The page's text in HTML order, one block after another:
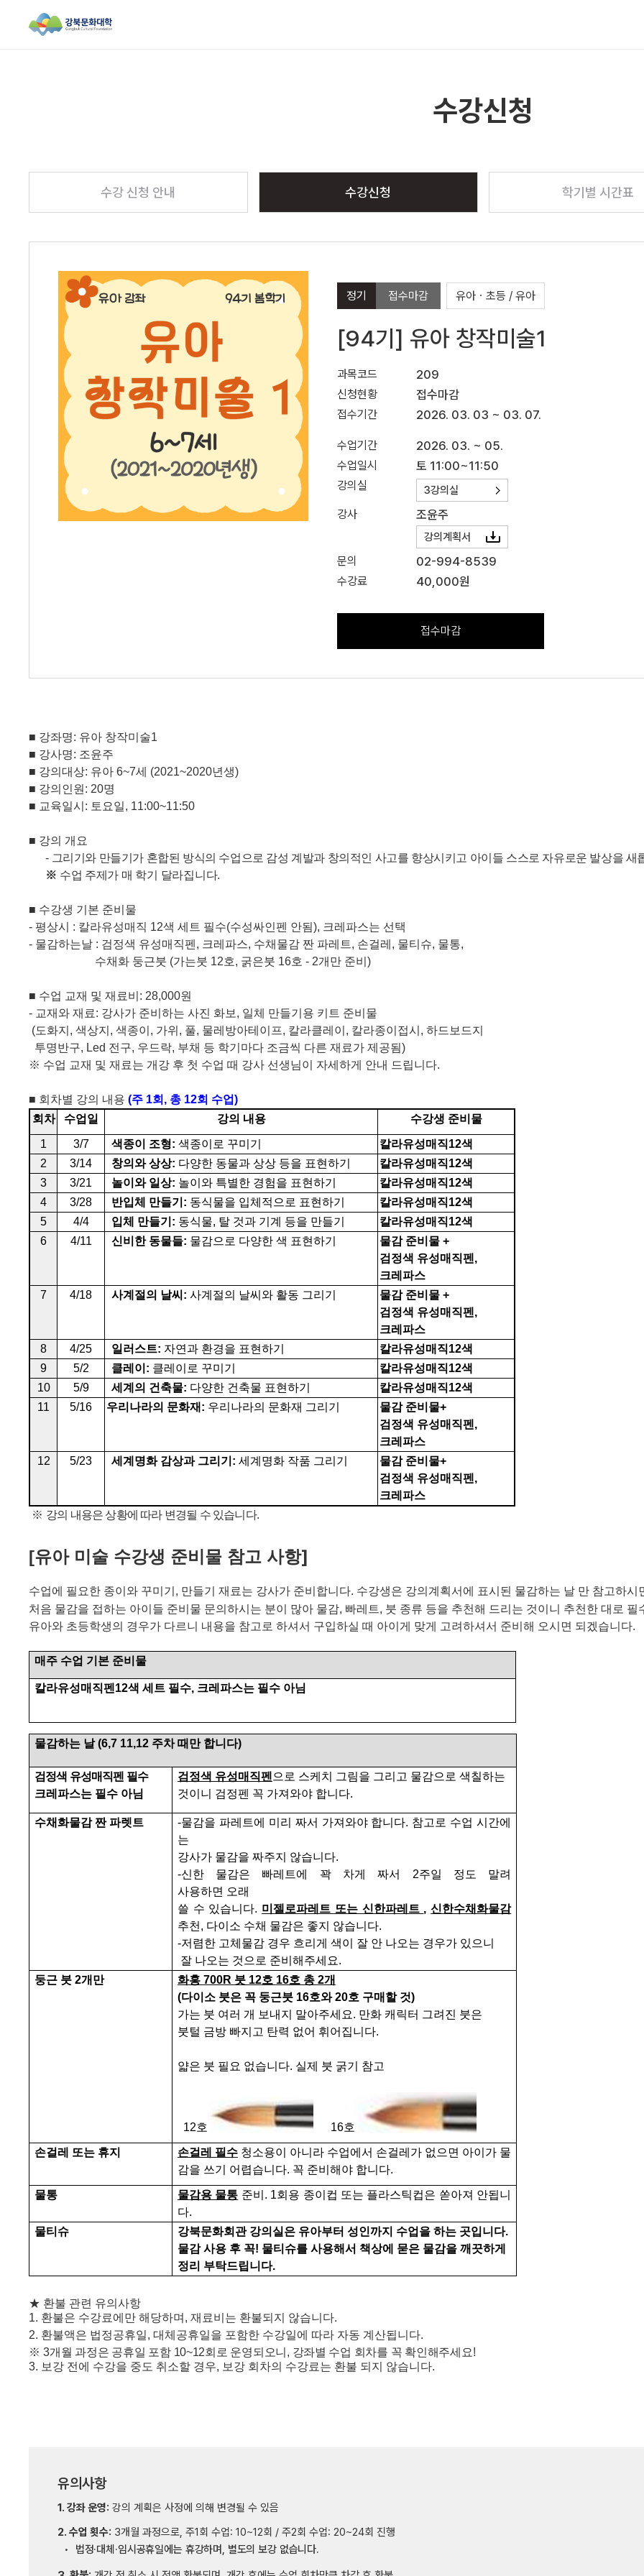
수강신청
수강 신청 안내 수강신청 학기별 시간표
정기 접수마감 유아ㆍ초등 / 유아
[94기] 유아 창작미술1
과목코드 209
신청현황 접수마감
접수기간 2026. 03. 03 ~ 03. 07.
수업기간 2026. 03. ~ 05.
수업일시 토 11:00~11:50
강의실 3강의실
강사 조윤주
강의계획서
문의 02-994-8539
수강료 40,000원
접수마감
■ 강좌명: 유아 창작미술1
■ 강사명: 조윤주
■ 강의대상: 유아 6~7세 (2021~2020년생)
■ 강의인원 : 20명
■ 교육일시 : 토요일, 11:00~11:50
■ 강의 개요
- 그리기와 만들기가 혼합된 방식의 수업으로 감성 계발과 창의적인 사고를 향상시키고 아이들 스스로 자유로운 발상을 새
※ 수업 주제가 매 학기 달라집니다.
■ 수강생 기본 준비물
- 평상시 : 칼라유성매직 12색 세트 필수(수성싸인펜 안됨), 크레파스는 선택
- 물감하는날 : 검정색 유성매직펜 , 크레파스, 수채물감 짠 파레트, 손걸레 , 물티슈, 물통,
수채화 둥근붓 (가는붓 12호, 굵은붓 16호 - 2개만 준비 )
■ 수업 교재 및 재료비: 28,000원
- 교재와 재료: 강사가 준비하는 사진 화보 , 일체 만들기용 키트 준비물
(도화지 , 색상지 , 색종이 , 가위 , 풀, 물레방아테이프, 칼라클레이 , 칼라종이접시 , 하드보드지
투명반구, Led 전구, 우드락, 부채 등 학기마다 조금씩 다른 재료가 제공됨)
※ 수업 교재 및 재료는 개강 후 첫 수업 때 강사 선생님이 자세하게 안내 드립니다.
■ 회차별 강의 내용 (주 1회 , 총 12회 수업)
회차
수업일 강의 내용 수강생 준비물
1 3/7 색종이 조형: 색종이로 꾸미기 칼라유성매직12색
2
3/14 창의와 상상: 다양한 동물과 상상 등을 표현하기 칼라유성매직12색
3
3/21 놀이와 일상: 놀이와 특별한 경험을 표현하기 칼라유성매직12색
4
3/28 반입체 만들기 : 동식물을 입체적으로 표현하기 칼라유성매직12색
5
4/4 입체 만들기 : 동식물, 탈 것과 기계 등을 만들기 칼라유성매직12색
6
4/11 신비한 동물들: 물감으로 다양한 색 표현하기 물감 준비물 +
검정색 유성매직펜 ,
크레파스
7
4/18 사계절의 날씨 : 사계절의 날씨와 활동 그리기 물감 준비물 +
검정색 유성매직펜 ,
크레파스
8
4/25 일러스트: 자연과 환경을 표현하기 칼라유성매직12색
9
5/2 클레이 : 클레이로 꾸미기 칼라유성매직12색
10
5/9 세계의 건축물: 다양한 건축물 표현하기 칼라유성매직12색
11
5/16 우리나라의 문화재 : 우리나라의 문화재 그리기 물감 준비물+
검정색 유성매직펜 ,
크레파스
12
5/23 세계명화 감상과 그리기 : 세계명화 작품 그리기 물감 준비물+
검정색 유성매직펜 ,
크레파스
※ 강의 내용은 상황에 따라 변경될 수 있습니다.
[유아 미술 수강생 준비물 참고 사항]
수업에 필요한 종이와 꾸미기 , 만들기 재료는 강사가 준비합니다. 수강생은 강의계획서에 표시된 물감하는 날 만 참고하시
처음 물감을 접하는 아이들 준비물 문의하시는 분이 많아 물감, 빠레트, 붓 종류 등을 추천해 드리는 것이니 추천한 대로
유아와 초등학생의 경우가 다르니 내용을 참고로 하셔서 구입하실 때 아이게 맞게 고려하셔서 준비해 오시면 되겠습니다.
매주 수업 기본 준비물
칼라유성매직펜 12색 세트 필수, 크레파스는 필수 아님
물감하는 날(6,7 11,12 주차 때만 합니다)
검정색 유성매직펜 필수
크레파스는 필수 아님
검정색 유성매직펜 으로 스케치 그림을 그리고 물감으로 색칠하는
것이니 검정펜 꼭 가져와야 합니다.
수채화물감 짠 파렛트 -물감을 파레트에 미리 짜서 가져와야 합니다. 참고로 수업 시간에
는
강사가 물감을 짜주지 않습니다.
-신한 물감은 빠레트에 꽉 차게 짜서 2주일 정도 말려
사용하면 오래
쓸 수 있습니다. 미젤로파레트 또는 신한파레트 , 신한수채화물감
추천 , 다이소 수채 물감은 좋지 않습니다.
-저렴한 고체물감 경우 흐리게 색이 잘 안 나오는 경우가 있으니
잘 나오는 것으로 준비해주세요.
둥근 붓 2개만 화홍 700R 붓 12호 16호 총 2개
(다이소 붓은 꼭 둥근붓 16호와20호 구매할 것)
가는 붓 여러 개 보내지 말아주세요. 만화 캐릭터 그려진 붓은
붓털 금방 빠지고 탄력 없어 휘어집니다.
얇은 붓 필요 없습니다. 실제 붓 굵기 참고
12호 16호
손걸레 또는 휴지 손걸레 필수 청소용이 아니라 수업에서 손걸레가 없으면 아이가 물
감을 쓰기 어렵습니다. 꼭 준비해야 합니다.
물통 물감용 물통 준비 . 1회용 종이컵 또는 플라스틱컵은 쏟아져 안됩니
다.
물티슈
강북문화회관 강의실은 유아부터 성인까지 수업을 하는 곳입니다.
물감 사용 후 꼭! 물티슈를 사용해서 책상에 묻은 물감을 깨끗하게
정리 부탁드립니다.
★ 환불 관련 유의사항
1. 환불은 수강료에만 해당하며 , 재료비는 환불되지 않습니다.
2. 환불액은 법정공휴일, 대체공휴일을 포함한 수강일에 따라 자동 계산됩니다.
※ 3개 월 과정은 공휴일 포함 10~12회로 운영되오니 , 강좌별 수업 회차를 꼭 확인해주세요!
3. 보강 전에 수강을 중도 취소할 경우, 보강 회차의 수강료는 환불 되지 않습니다.
유의사항
1. 강좌 운영: 강의 계획은 사정에 의해 변경될 수 있음
2. 수업 횟수: 3개월 과정으로, 주1회 수업: 10~12회 / 주2회 수업: 20~24회 진행
법정·대체·임시공휴일에는 휴강하며, 별도의 보강 없습니다.